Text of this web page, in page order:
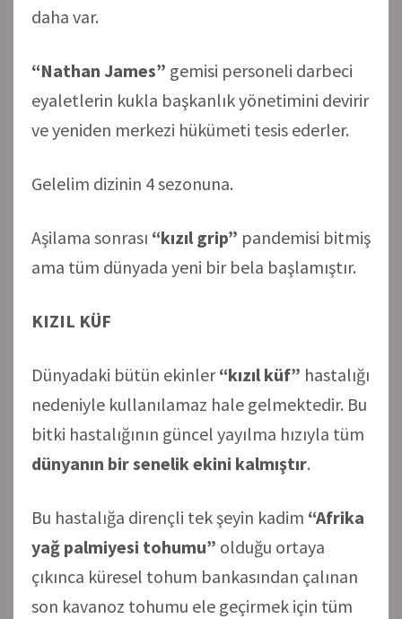
daha var.
“Nathan James” gemisi personeli darbeci
eyaletlerin kukla başkanlık yönetimini devirir
ve yeniden merkezi hükümeti tesis ederler.
Gelelim dizinin 4 sezonuna.
Aşilama sonrası “kızıl grip” pandemisi bitmiş
ama tüm dünyada yeni bir bela başlamıştır.
KIZIL KÜF
Dünyadaki bütün ekinler“kızıl küf” hastalığı
nedeniyle kullanılamaz hale gelmektedir. Bu
bitki hastalığının güncel yayılma hızıyla tüm
dünyanın bir senelik ekini kalmıştır.
Bu hastalığa dirençli tek şeyin kadim “Afrika
yağ palmiyesi tohumu” olduğu ortaya
çıkınca küresel tohum bankasından çalınan
son kavanoz tohumu ele geçirmek için tüm